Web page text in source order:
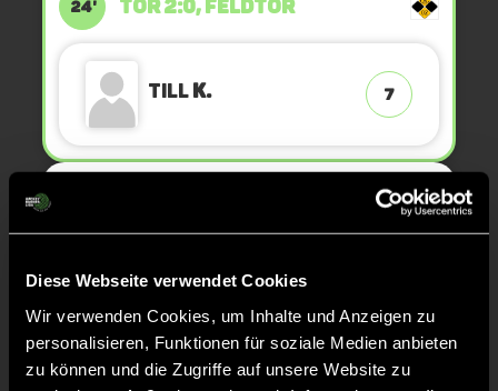
Diese Webseite verwendet Cookies
Wir verwenden Cookies, um Inhalte und Anzeigen zu
personalisieren, Funktionen für soziale Medien anbieten
zu können und die Zugriffe auf unsere Website zu
24' TOR 2:0, FELDTOR
TillK. 7
23' KURZE ECKE
23' KURZE ECKE - VERGEBEN